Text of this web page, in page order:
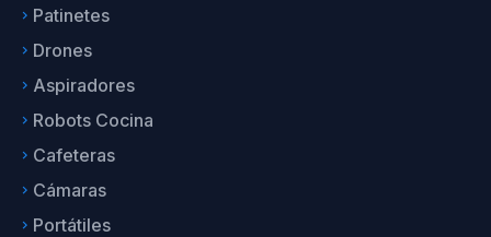
keyboard_arrow_right Patinetes
keyboard_arrow_right Drones
keyboard_arrow_right Aspiradores
keyboard_arrow_right Robots Cocina
keyboard_arrow_right Cafeteras
keyboard_arrow_right Cámaras
keyboard_arrow_right Portátiles